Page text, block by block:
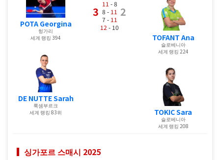
POTA Georgina
헝가리
세계 랭킹 394
DE NUTTE Sarah
룩셈부르크
세계 랭킹 83위
3
11 - 8
8 - 11
7 - 11
12 - 10
2
TOFANT Ana
슬로베니아
세계 랭킹 224
TOKIC Sara
슬로베니아
세계 랭킹 208
싱가포르 스매시 2025